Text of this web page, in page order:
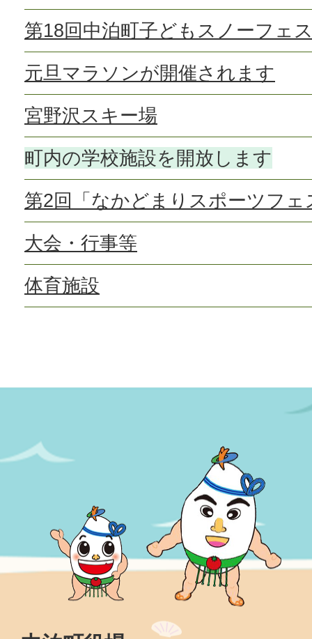
第18回中泊町子どもスノーフェ
元旦マラソンが開催されます
宮野沢スキー場
町内の学校施設を開放します
第2回「なかどまりスポーツフ
大会・行事等
体育施設